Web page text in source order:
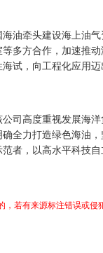
牵头建设海上油气
多方合作，加速推
试，向工程化应用迈
高度重视发展海洋
全力打造绿色海油
者，以高水平科技
，若有来源标注错误或